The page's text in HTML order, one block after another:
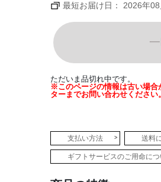
最短お届け日： 2026年08
ただいま品切れ中です。
※このページの情報は古い場合
ターまでお問い合わせください。
支払い方法 送料
ギフトサービスのご用命につ